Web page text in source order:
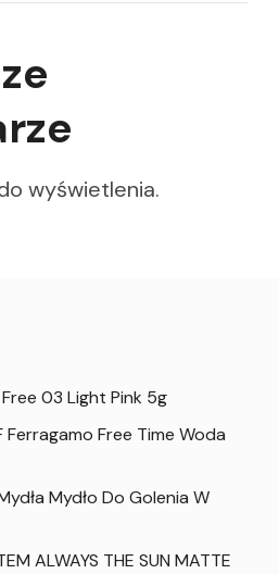
wyświetlenia.
03 Light Pink 5g
Free Time Woda
Mydło Do Golenia W
ALWAYS THE SUN MATTE